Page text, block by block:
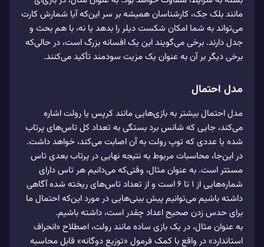
بونس 100% قطعی برای ثبت نام کاربران جدید تا 1
مانند بلک جک، کارشناسان همیشه بر سر این‌که آیا شمارش کارت
می‌‌تواند به شما امکان شکست دیلر را بدهد یا نه، با هم بحث و
جدل دارند. برخی می‌‌گویند این یک افسانه بزرگ است، در حالی‌که
برخی دیگر بر آن به عنوان یک مزیت سودمند تأکید می‌‌کنند.
مدل احتمال
مدل احتمال بیشتر به بازی‌هایی مانند کرپس یا رولت اشاره
می‌‌کند، جایی که شانس برد بستگی به تعداد کل تاس‌های پرتاب
شده یا عددی که توپ رولت به آن اصابت می‌کند، خواهد داشت.
در این‌جا، محاسبات مربوط به نتیجه نهایی در پرتاب بعدی تاس
مستتر است. به عنوان مثال، وقتی‌که می‌‌دانیم هر تاس دارای
شماره‌هایی از 1 تا 6 است و از تعداد تاس‌های ریخته شده آگاهی
داشته باشیم می‌‌توانیم پیش بینی‌هایی در مورد این‌که احتمال ما
برای حدس زدن صحیح اعداد چقدر است، داشته باشیم.
به عنوان مثال، در یک بازی ساده مانند رولت، اصطلاح «انحراف
استاندارد» در واقع با کمک فرمول «توزیع دوگانه» قابل محاسبه